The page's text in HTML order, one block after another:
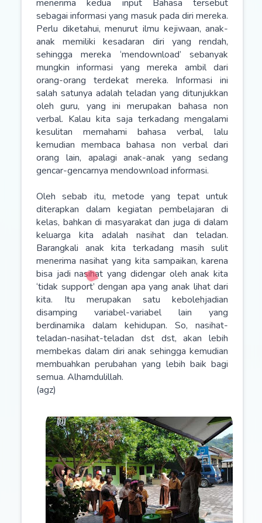
menerima kedua input Bahasa tersebut
sebagai informasi yang masuk pada diri mereka.
Perlu diketahui, menurut ilmu kejiwaan, anak-
anak memiliki kesadaran diri yang rendah,
sehingga mereka ‘mendownload’ sebanyak
mungkin informasi yang mereka ambil dari
orang-orang terdekat mereka. Informasi ini
salah satunya adalah teladan yang ditunjukkan
oleh guru, yang ini merupakan bahasa non
verbal. Kalau kita saja terkadang mengalami
kesulitan memahami bahasa verbal, lalu
kemudian membaca bahasa non verbal dari
orang lain, apalagi anak-anak yang sedang
gencar-gencarnya mendownload informasi.
Oleh sebab itu, metode yang tepat untuk
diterapkan dalam kegiatan pembelajaran di
kelas, bahkan di masyarakat dan juga di dalam
keluarga kita adalah nasihat dan teladan.
Barangkali anak kita terkadang masih sulit
menerima nasihat yang kita sampaikan, karena
bisa jadi nasihat yang didengar oleh anak kita
‘tidak support’ dengan apa yang anak lihat dari
kita. Itu merupakan satu kebolehjadian
disamping variabel-variabel lain yang
berdinamika dalam kehidupan. So, nasihat-
teladan-nasihat-teladan dst dst, akan lebih
membekas dalam diri anak sehingga kemudian
membuahkan perubahan yang lebih baik bagi
semua. Alhamdulillah.
(agz)